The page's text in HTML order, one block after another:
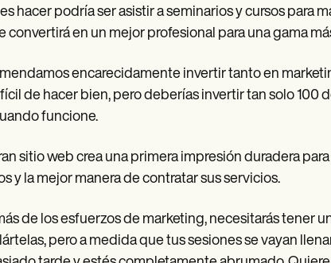
hacer podría ser asistir a seminarios y cursos para
convertirá en un mejor profesional para una gama
encarecidamente invertir tanto en
de hacer bien, pero deberías invertir tan solo 100
funcione.
sitio web crea una primera impresión duradera
y la mejor manera de contratar sus servicios.
de los esfuerzos de marketing, necesitarás tener
pero a medida que tus sesiones se vayan